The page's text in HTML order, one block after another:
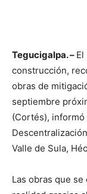
Tegucigalpa. –
construcción,
obras de
septiembre
(Cortés),
Valle de Sula,
Las obras que